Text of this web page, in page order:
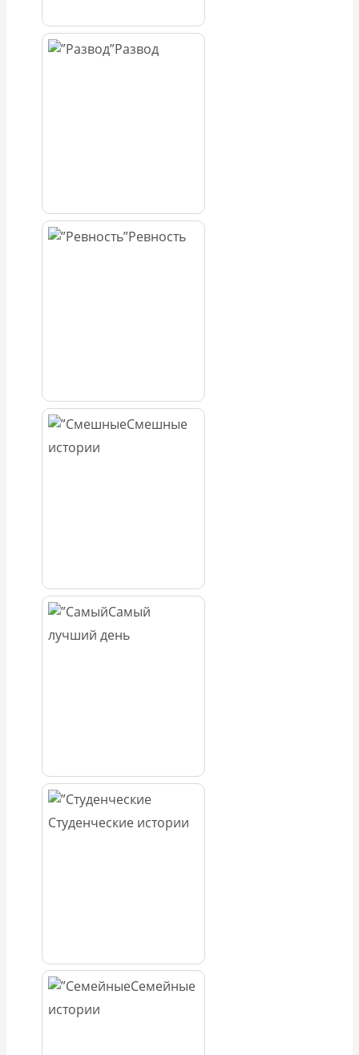
Развод
Ревность
Смешные
истории
Самый
лучший день
Студенческие истории
Семейные
истории